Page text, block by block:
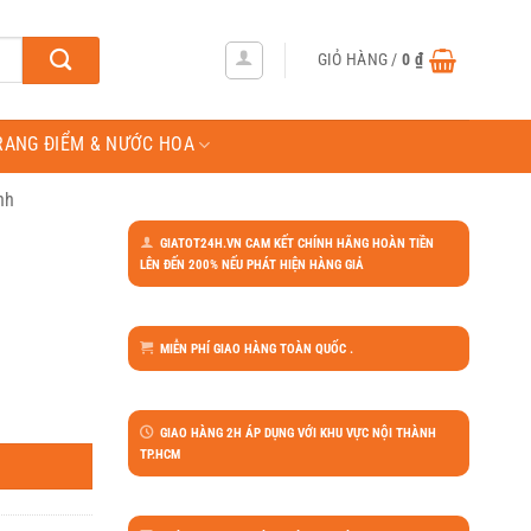
GIỎ HÀNG /0 ₫
ĐIỂM & NƯỚC HOA
GIATOT24H.VN CAM KẾT CHÍNH HÃNG HOÀN TIỀN
LÊN ĐẾN 200% NẾU PHÁT HIỆN HÀNG GIẢ
MIỄN PHÍ GIAO HÀNG TOÀN QUỐC .
GIAO HÀNG 2H ÁP DỤNG VỚI KHU VỰC NỘI THÀNH
TP.HCM